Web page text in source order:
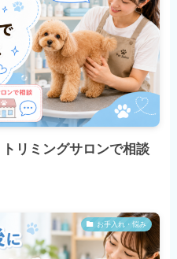
リミングサロンで相談
お手入れ・悩み